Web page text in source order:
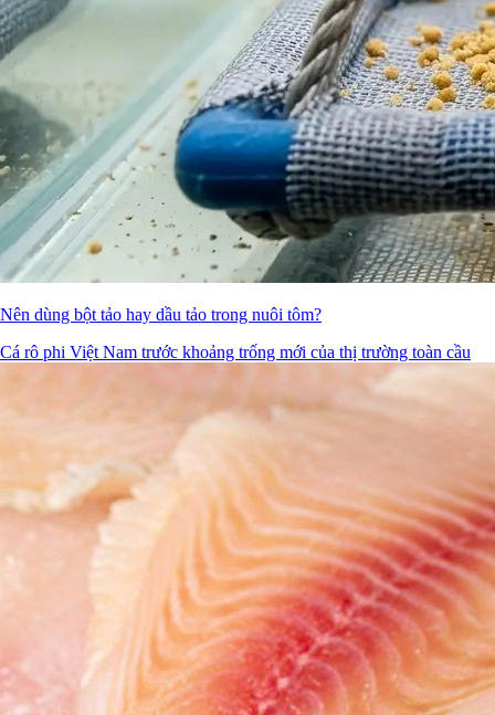
Nên dùng bột tảo hay dầu tảo trong nuôi tôm?
Cá rô phi Việt Nam trước khoảng trống mới của thị trường toàn cầu